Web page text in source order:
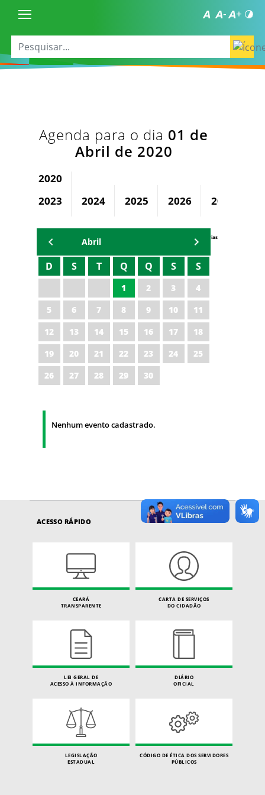
Agenda para o dia 01 de
Abril de 2020
2020
2023
2024 2025 2026 2027
Agenda Secretárias
Abril
D S T Q Q S S
1 2 3
4
5
6 7 8 9 10
11
12
13 14 15 16 17
18
19
20 21 22 23 24
25
26
27 28 29 30
Nenhum evento cadastrado.
ACESSO RÁPIDO
CEARÁ
TRANSPARENTE
CARTA DE SERVIÇOS
DO CIDADÃO
LEI GERAL DE
ACESSO À INFORMAÇÃO
DIÁRIO
OFICIAL
LEGISLAÇÃO
ESTADUAL
CÓDIGO DE ÉTICA DOS SERVIDORES
PÚBLICOS